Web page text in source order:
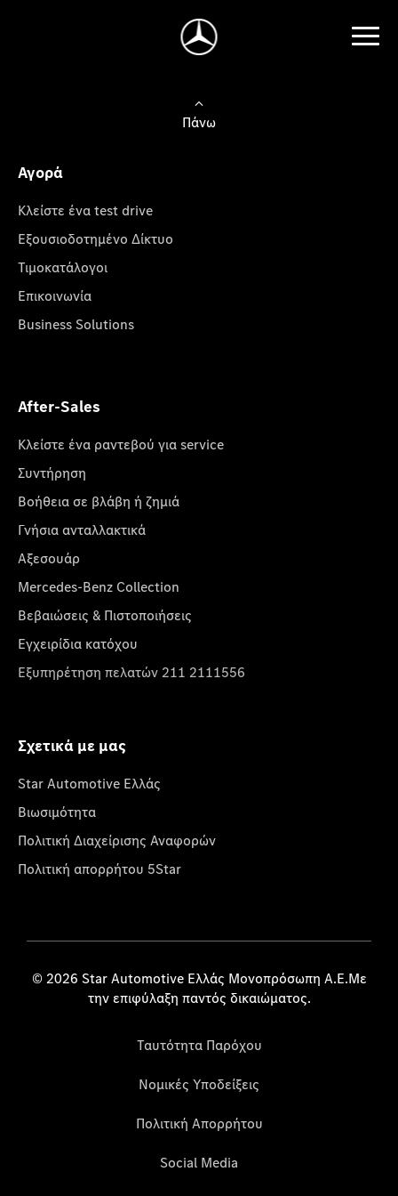
Πάνω
Αγορά
Κλείστε ένα test drive
Εξουσιοδοτημένο Δίκτυο
Τιμοκατάλογοι
Επικοινωνία
Business Solutions
After-Sales
Κλείστε ένα ραντεβού για service
Συντήρηση
Βοήθεια σε βλάβη ή ζημιά
Γνήσια ανταλλακτικά
Αξεσουάρ
Mercedes-Benz Collection
Βεβαιώσεις & Πιστοποιήσεις
Εγχειρίδια κατόχου
Εξυπηρέτηση πελατών 211 2111556
Σχετικά με μας
Star Automotive Ελλάς
Βιωσιμότητα
Πολιτική Διαχείρισης Αναφορών
Πολιτική απορρήτου 5Star
© 2026 Star Automotive Ελλάς Μονοπρόσωπη Α.Ε.Με
την επιφύλαξη παντός δικαιώματος.
Ταυτότητα Παρόχου
Νομικές Υποδείξεις
Πολιτική Απορρήτου
Social Media